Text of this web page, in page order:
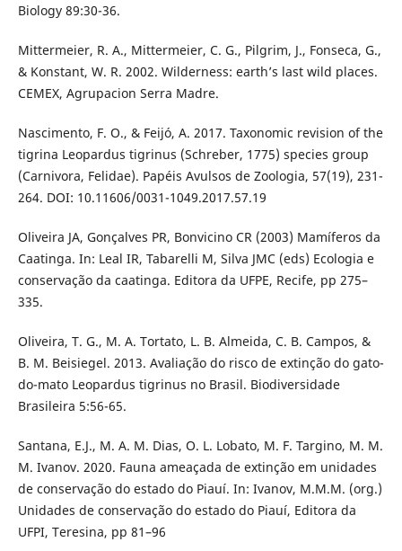
Biology 89:30-36.
Mittermeier, R. A., Mittermeier, C. G., Pilgrim, J., Fonseca, G.,
& Konstant, W. R. 2002. Wilderness: earth’s last wild places.
CEMEX, Agrupacion Serra Madre.
Nascimento, F. O., & Feijó, A. 2017. Taxonomic revision of the
tigrina Leopardus tigrinus (Schreber, 1775) species group
(Carnivora, Felidae). Papéis Avulsos de Zoologia, 57(19), 231-
264. DOI: 10.11606/0031-1049.2017.57.19
Oliveira JA, Gonçalves PR, Bonvicino CR (2003) Mamíferos da
Caatinga. In: Leal IR, Tabarelli M, Silva JMC (eds) Ecologia e
conservação da caatinga. Editora da UFPE, Recife, pp 275–
335.
Oliveira, T. G., M. A. Tortato, L. B. Almeida, C. B. Campos, &
B. M. Beisiegel. 2013. Avaliação do risco de extinção do gato-
do-mato Leopardus tigrinus no Brasil. Biodiversidade
Brasileira 5:56-65.
Santana, E.J., M. A. M. Dias, O. L. Lobato, M. F. Targino, M. M.
M. Ivanov. 2020. Fauna ameaçada de extinção em unidades
de conservação do estado do Piauí. In: Ivanov, M.M.M. (org.)
Unidades de conservação do estado do Piauí, Editora da
UFPI, Teresina, pp 81–96